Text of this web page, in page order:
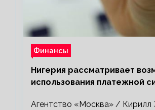
Финансы
Нигерия рассматривает
использования платежной
Агентство «Москва» / Кирилл